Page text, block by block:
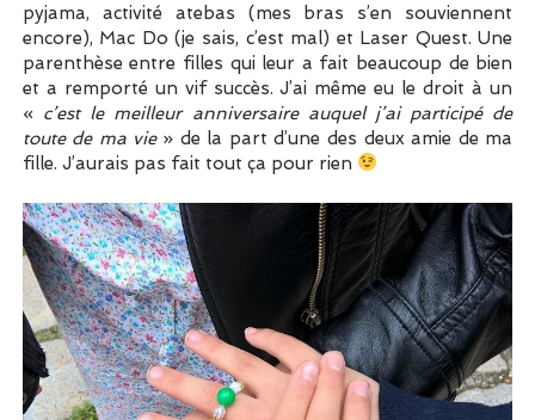
pyjama, activité atebas (mes bras s’en souviennent
encore), Mac Do (je sais, c’est mal) et Laser Quest. Une
parenthèse entre filles qui leur a fait beaucoup de bien
et a remporté un vif succès. J’ai même eu le droit à un
« c’est le meilleur anniversaire auquel j’ai participé de
toute de ma vie» de la part d’une des deux amie de ma
fille. J’aurais pas fait tout ça pour rien